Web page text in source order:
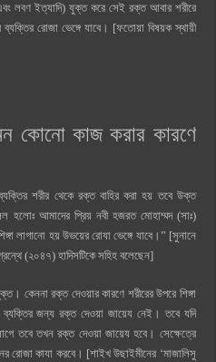
লবণ ইত্যাদি) যুক্ত করে সেই রক্ত আবার শরীরে
রোজা ভেঙ্গে যাবে। [ফতোয়া বিষয়ক স্থায়ী
কোনো কাজ করার কারণে
শরীর থেকে রক্ত বাহির করা হয় তবে উক্ত
হলোঃ আমাদের প্রিয় নবী হজরত মোহাম্মদ (সাঃ)
লাগানো হয় উভয়ের রোযা ভেঙ্গে যাবে।” [সুনানে
(২০৪৭) হাদিসটিকে সহিহ বলেছেন]
কেননা রক্ত দেওয়ার কারণে শরীরের উপরে শিঙ্গা
জন্য রক্ত দেওয়া জায়েয নেই। তবে যদি
তবে তখন রক্ত দেওয়া জায়েয হবে। সেক্ষেত্রে
রোজা কাযা করবে। [শাইখ উছাইমীনের ‘মাজালিসু